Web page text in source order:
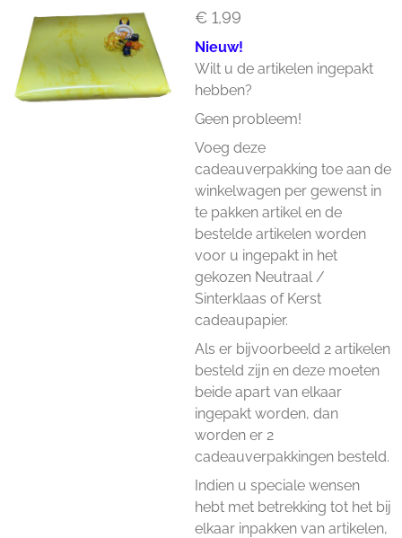
€ 1,99
Nieuw!
Wilt u de artikelen ingepakt
hebben?
Geen probleem!
Voeg deze
cadeauverpakking toe aan de
winkelwagen per gewenst in
te pakken artikel en de
bestelde artikelen worden
voor u ingepakt in het
gekozen Neutraal /
Sinterklaas of Kerst
cadeaupapier.
Als er bijvoorbeeld 2 artikelen
besteld zijn en deze moeten
beide apart van elkaar
ingepakt worden, dan
worden er 2
cadeauverpakkingen besteld.
Indien u speciale wensen
hebt met betrekking tot het bij
elkaar inpakken van artikelen,